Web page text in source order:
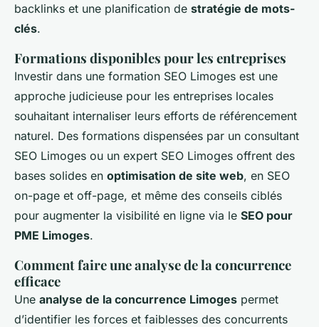
backlinks et une planification de stratégie de mots-
clés.
Formations disponibles pour les entreprises
Investir dans une formation SEO Limoges est une
approche judicieuse pour les entreprises locales
souhaitant internaliser leurs efforts de référencement
naturel. Des formations dispensées par un consultant
SEO Limoges ou un expert SEO Limoges offrent des
bases solides en optimisation de site web, en SEO
on-page et off-page, et même des conseils ciblés
pour augmenter la visibilité en ligne via le SEO pour
PME Limoges.
Comment faire une analyse de la concurrence
efficace
Une analyse de la concurrence Limoges permet
d’identifier les forces et faiblesses des concurrents